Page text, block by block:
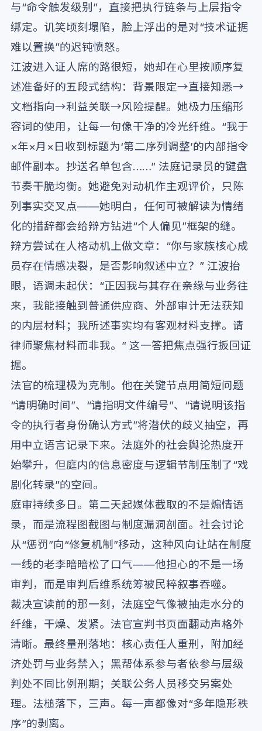
与“命令触发级别”，直接把执行链条与上层指令
绑定。讥笑顷刻塌陷，脸上浮出的是对“技术证据
难以置换”的迟钝愤怒。
江波进入证人席的路很短，她却在心里按顺序复
述准备好的五段式结构：背景限定→直接知悉→
文档指向→利益关联→风险提醒。她极力压缩形
容词的使用，让每一句像干净的冷光纤维。“我于
×年×月×日收到标题为‘第二序列调整’的内部指令
邮件副本。抄送名单包含……” 法庭记录员的键盘
节奏干脆均衡。她避免对动机作主观评价，只陈
列事实交叉点——她明白，任何可被解读为情绪
化的措辞都会给辩方钻进“个人偏见”框架的缝。
辩方尝试在人格动机上做文章：“你与家族核心成
员存在情感决裂，是否影响叙述中立？” 江波抬
眼，语调未起伏：“正因我与其存在亲缘与业务往
来，我能接触到普通供应商、外部审计无法获知
的内层材料；我所述事实均有客观材料支撑。请
律师聚焦材料而非我。” 这一答把焦点强行扳回证
据。
法官的梳理极为克制。他在关键节点用简短问题
“请明确时间”、“请指明文件编号”、“请说明该指
令的执行者身份确认方式”将潜伏的歧义抽空，再
用中立语言记录下来。法庭外的社会舆论热度开
始攀升，但庭内的信息密度与逻辑节制压制了“戏
剧化转录”的空间。
庭审持续多日。第二天起媒体截取的不是煽情语
录，而是流程图截图与制度漏洞剖面。社会讨论
从“惩罚”向“修复机制”移动，这种风向让站在制度
一线的老李暗暗松了口气——他担心的不是一场
审判，而是审判后维系统筹被民粹叙事吞噬。
裁决宣读前的那一刻，法庭空气像被抽走水分的
纤维，干燥、发紧。法官宣判书页面翻动声格外
清晰。最终量刑落地：核心责任人重刑，附加经
济处罚与业务禁入；黑帮体系参与者依参与层级
判处不同比例刑期；关联公务人员移交另案处
理。法槌落下，三声。每一声都像对“多年隐形秩
序”的剥离。